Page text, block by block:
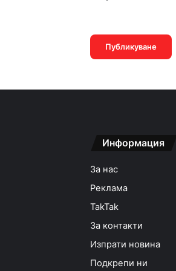
Информация
За нас
Реклама
TakTak
За контакти
Изпрати новина
Подкрепи ни